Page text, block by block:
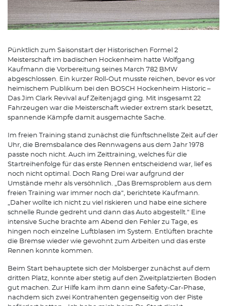
Pünktlich zum Saisonstart der Historischen Formel 2
Meisterschaft im badischen Hockenheim hatte Wolfgang
Kaufmann die Vorbereitung seines March 782 BMW
abgeschlossen. Ein kurzer Roll-Out musste reichen, bevor es vor
heimischem Publikum bei den BOSCH Hockenheim Historic –
Das Jim Clark Revival auf Zeitenjagd ging. Mit insgesamt 22
Fahrzeugen war die Meisterschaft wieder extrem stark besetzt,
spannende Kämpfe damit ausgemachte Sache.
Im freien Training stand zunächst die fünftschnellste Zeit auf der
Uhr, die Bremsbalance des Rennwagens aus dem Jahr 1978
passte noch nicht. Auch im Zeittraining, welches für die
Startreihenfolge für das erste Rennen entscheidend war, lief es
noch nicht optimal. Doch Rang Drei war aufgrund der
Umstände mehr als versöhnlich. „Das Bremsproblem aus dem
freien Training war immer noch da“, berichtete Kaufmann.
„Daher wollte ich nicht zu viel riskieren und habe eine sichere
schnelle Runde gedreht und dann das Auto abgestellt.“ Eine
intensive Suche brachte am Abend den Fehler zu Tage, es
hingen noch einzelne Luftblasen im System. Entlüften brachte
die Bremse wieder wie gewohnt zum Arbeiten und das erste
Rennen konnte kommen.
Beim Start behauptete sich der Molsberger zunächst auf dem
dritten Platz, konnte aber stetig auf den Zweitplatzierten Boden
gut machen. Zur Hilfe kam ihm dann eine Safety-Car-Phase,
nachdem sich zwei Kontrahenten gegenseitig von der Piste